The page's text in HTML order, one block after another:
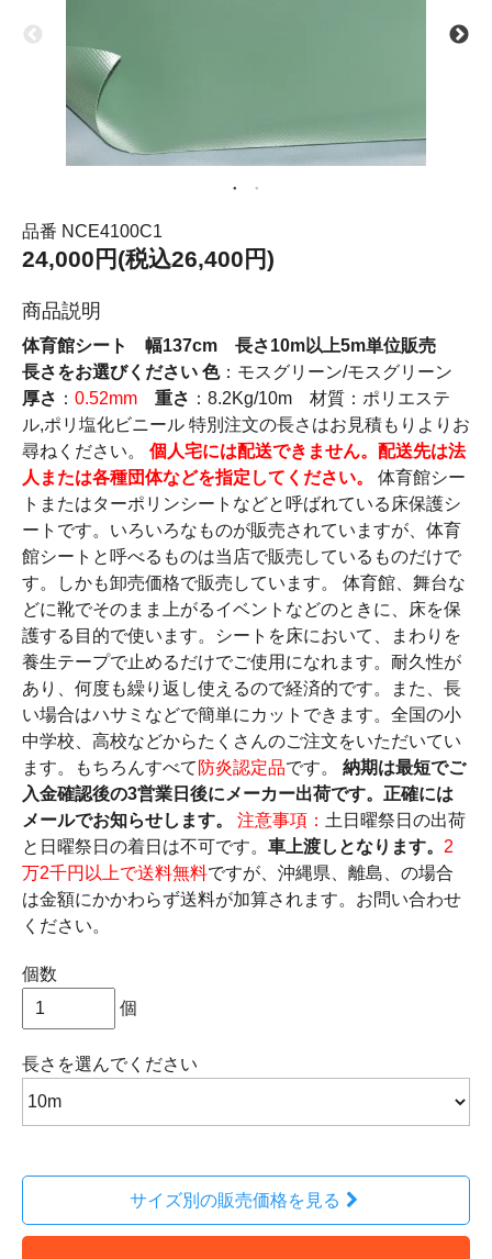
品番 NCE4100C1
24,000円(税込26,400円)
商品説明
体育館シート 幅137cm 長さ10m以上5m単位販売
長さをお選びください 色：モスグリーン/モスグリーン
厚さ ： 0.52mm 重さ ：8.2Kg/10m 材質：ポリエステ
ル,ポリ塩化ビニール 特別注文の長さはお見積もりよりお
尋ねください。 個人宅には配送できません。配送先は法
人または各種団体などを指定してください。
体育館シー
トまたはターポリンシートなどと呼ばれている床保護シ
ートです。いろいろなものが販売されていますが、体育
館シートと呼べるものは当店で販売しているものだけで
す。しかも卸売価格で販売しています。 体育館、舞台な
どに靴でそのまま上がるイベントなどのときに、床を保
護する目的で使います。シートを床において、まわりを
養生テープで止めるだけでご使用になれます。耐久性が
あり、何度も繰り返し使えるので経済的です。また、長
い場合はハサミなどで簡単にカットできます。全国の小
中学校、高校などからたくさんのご注文をいただいてい
ます。もちろんすべて 防炎認定品です。 納期は最短でご
入金確認後の3営業日後にメーカー出荷です。正確には
メールでお知らせします。
注意事項： 土日曜祭日の出荷
と日曜祭日の着日は不可です。 車上渡しとなります。 2
万2千円以上で送料無料ですが、沖縄県、離島、の場合
は金額にかかわらず送料が加算されます。お問い合わせ
ください。
個数
個
長さ を選んでください
サイズ別の販売価格を見る